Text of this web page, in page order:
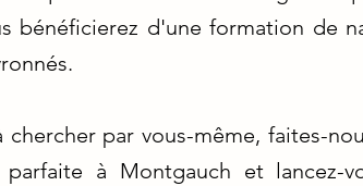
bénéficierez d'une formation de
par vous-même, faites-
à Montgauch et lancez-